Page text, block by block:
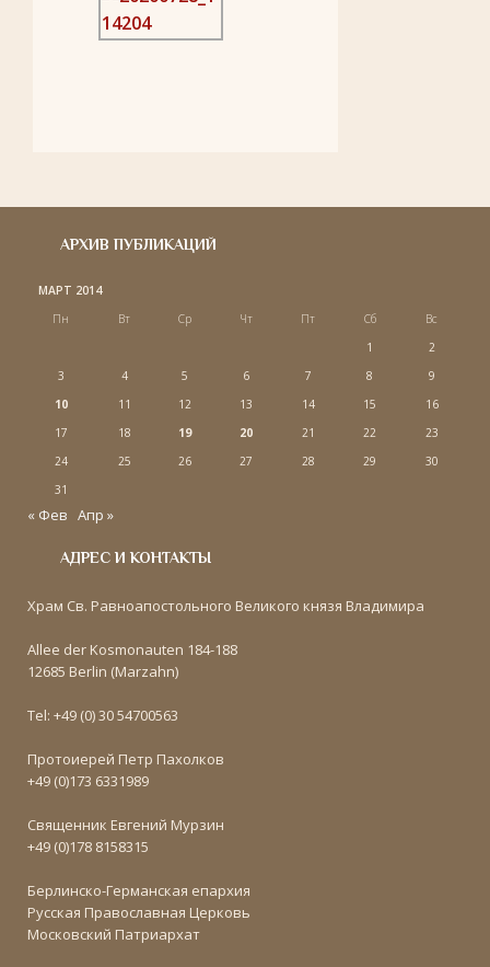
АРХИВ ПУБЛИКАЦИЙ
МАРТ 2014
Пн
Вт Ср Чт Пт Сб
Вс
1
2
3
4 5 6 7 8
9
10
11 12 13 14 15
16
17
18 19 20 21 22
23
24
25 26 27 28 29
30
31
« Фев Апр »
АДРЕС И КОНТАКТЫ
Храм Св. Равноапостольного Великого князя Владимира
Allee der Kosmonauten 184-188
12685 Berlin (Marzahn)
Tel: +49 (0) 30 54700563
Протоиерей Петр Пахолков
+49 (0)173 6331989
Священник Евгений Мурзин
+49 (0)178 8158315
Берлинско-Германская епархия
Русская Православная Церковь
Московский Патриархат